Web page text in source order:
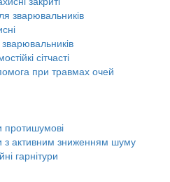
зварювальників
сітчасті
при травмах очей
протишумові
з активним зниженням шуму
гарнітури